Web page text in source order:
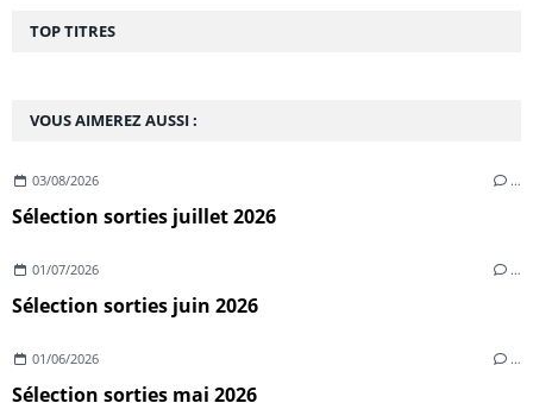
VOUS AIMEREZ AUSSI :
03/08/2026 …
Sélection sorties juillet 2026
01/07/2026 …
Sélection sorties juin 2026
01/06/2026 …
Sélection sorties mai 2026
TOP TITRES